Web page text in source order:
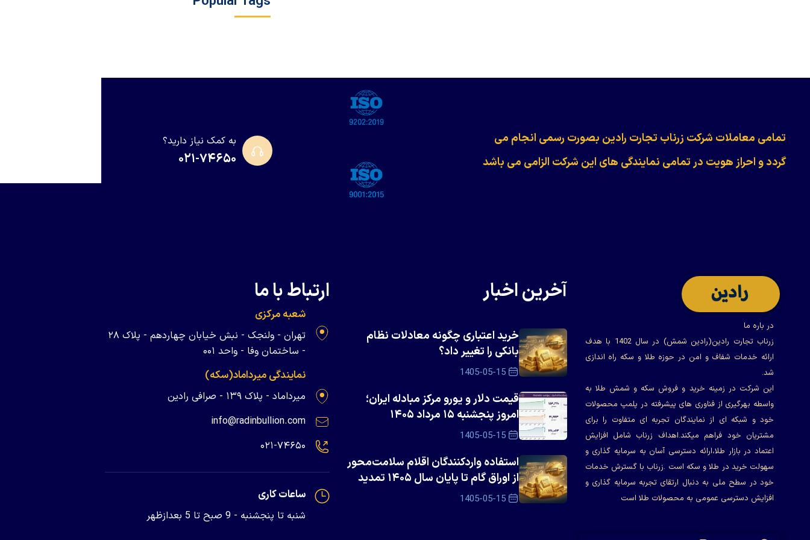
​​​​​​تمامی معاملات شرکت زرناب تجارت رادین بصورت رسمی انجام می
گردد و احراز هویت در تمامی نمایندگی های این شرکت الزامی می باشد
به کمک نیاز دارید؟
۰۲۱-۷۴۶۵۰
در باره ما
زرناب تجارت رادین(رادین شمش) در سال 1402 با هدف
ارائه خدمات شفاف و امن در حوزه طلا و سکه راه اندازی
شد.
این شرکت در زمینه خرید و فروش سکه و شمش طلا به
واسطه بهرگیری از فناوری های پیشرفته در پلمپ محصولات
خود و شبکه ای از نمایندگان تجربه ای متفاوت را برای
مشتریان خود فراهم میکند.اهداف زرناب شامل افزایش
اعتماد در بازار طلا،ارائه دسترسی آسان به سرمایه گذاری و
سهولت خرید در طلا و سکه است .زرناب با گسترش خدمات
خود در سطح ملی به دنبال ارتقای تجربه سرمایه گذاری و
افزایش دسترسی عمومی به محصولات طلا است
آخرین اخبار
خرید اعتباری چگونه معادلات نظام
بانکی را تغییر داد؟
1405-05-15
قیمت دلار و یورو مرکز مبادله ایران؛
امروز پنجشنبه ۱۵ مرداد ۱۴۰۵
1405-05-15
استفاده واردکنندگان اقلام سلامت‌محور
از اوراق گام تا پایان سال ۱۴۰۵ تمدید
شد1405-05-15
ارتباط با ما
شعبه مرکزی
تهران - ولنجک - نبش خیابان چهاردهم - پلاک ۲۸
- ساختمان وفا - واحد ۰۰۱
نمایندگی میرداماد(سکه)
میرداماد - پلاک ۱۳۹ - صرافی رادین
info@radinbullion.com
۰۲۱-۷۴۶۵۰
ساعات کاری
شنبه تا پنجشنبه - 9 صبح تا 5 بعدازظهر